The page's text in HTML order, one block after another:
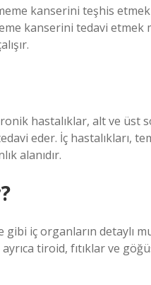
kanserini teşhis
kanserini tedavi
hastalıklar, alt ve üst
eder. İç hastalıkları,
alanıdır.
gibi iç organların detaylı
tiroid, fıtıklar ve